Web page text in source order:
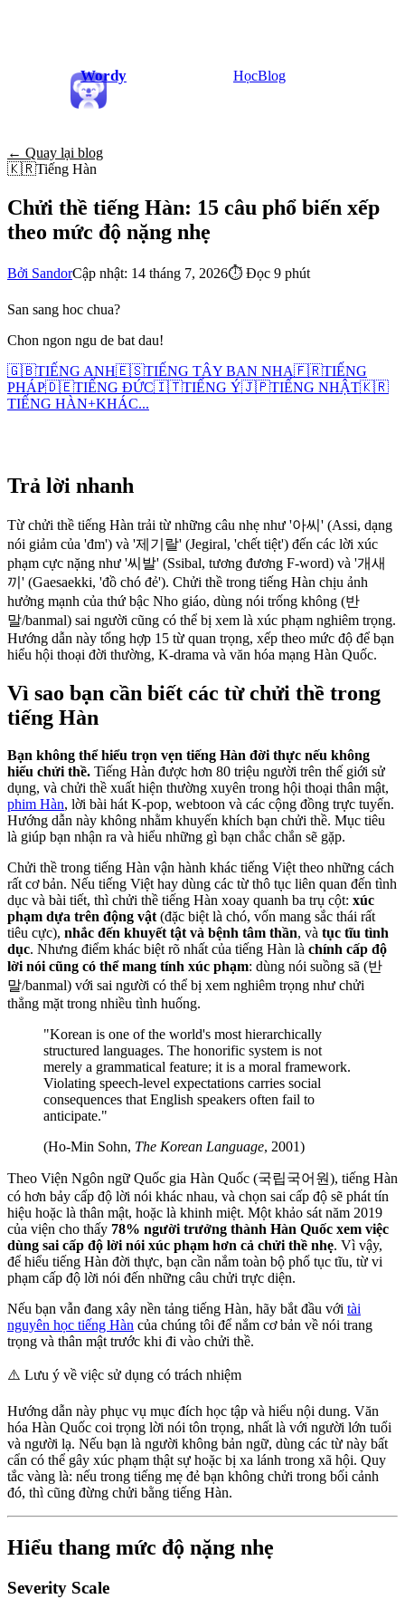
Wordy HọcBlog
← Quay lại blog
🇰🇷Tiếng Hàn
Chửi thề tiếng Hàn: 15 câu phổ biến xếp
theo mức độ nặng nhẹ
Bởi SandorCập nhật: 14 tháng 7, 2026⏱ Đọc 9 phút
San sang hoc chua?
Chon ngon ngu de bat dau!
🇬🇧TIẾNG ANH🇪🇸TIẾNG TÂY BAN NHA🇫🇷TIẾNG
PHÁP🇩🇪TIẾNG ĐỨC🇮🇹TIẾNG Ý🇯🇵TIẾNG NHẬT🇰🇷
TIẾNG HÀN+KHÁC...
Trả lời nhanh
Từ chửi thề tiếng Hàn trải từ những câu nhẹ như '아씨' (Assi, dạng
nói giảm của 'đm') và '제기랄' (Jegiral, 'chết tiệt') đến các lời xúc
phạm cực nặng như '씨발' (Ssibal, tương đương F-word) và '개새
끼' (Gaesaekki, 'đồ chó đẻ'). Chửi thề trong tiếng Hàn chịu ảnh
hưởng mạnh của thứ bậc Nho giáo, dùng nói trống không (반
말/banmal) sai người cũng có thể bị xem là xúc phạm nghiêm trọng.
Hướng dẫn này tổng hợp 15 từ quan trọng, xếp theo mức độ để bạn
hiểu hội thoại đời thường, K-drama và văn hóa mạng Hàn Quốc.
Vì sao bạn cần biết các từ chửi thề trong
tiếng Hàn
Bạn không thể hiểu trọn vẹn tiếng Hàn đời thực nếu không
hiểu chửi thề. Tiếng Hàn được hơn 80 triệu người trên thế giới sử
dụng, và chửi thề xuất hiện thường xuyên trong hội thoại thân mật,
phim Hàn, lời bài hát K-pop, webtoon và các cộng đồng trực tuyến.
Hướng dẫn này không nhằm khuyến khích bạn chửi thề. Mục tiêu
là giúp bạn nhận ra và hiểu những gì bạn chắc chắn sẽ gặp.
Chửi thề trong tiếng Hàn vận hành khác tiếng Việt theo những cách
rất cơ bản. Nếu tiếng Việt hay dùng các từ thô tục liên quan đến tình
dục và bài tiết, thì chửi thề tiếng Hàn xoay quanh ba trụ cột: xúc
phạm dựa trên động vật(đặc biệt là chó, vốn mang sắc thái rất
tiêu cực), nhắc đến khuyết tật và bệnh tâm thần, và tục tĩu tình
dục. Nhưng điểm khác biệt rõ nhất của tiếng Hàn là chính cấp độ
lời nói cũng có thể mang tính xúc phạm: dùng nói suồng sã (반
말/banmal) với sai người có thể bị xem nghiêm trọng như chửi
thẳng mặt trong nhiều tình huống.
"Korean is one of the world's most hierarchically
structured languages. The honorific system is not
merely a grammatical feature; it is a moral framework.
Violating speech-level expectations carries social
consequences that English speakers often fail to
anticipate."
(Ho-Min Sohn, The Korean Language, 2001)
Theo Viện Ngôn ngữ Quốc gia Hàn Quốc (국립국어원), tiếng Hàn
có hơn bảy cấp độ lời nói khác nhau, và chọn sai cấp độ sẽ phát tín
hiệu hoặc là thân mật, hoặc là khinh miệt. Một khảo sát năm 2019
của viện cho thấy 78% người trưởng thành Hàn Quốc xem việc
dùng sai cấp độ lời nói xúc phạm hơn cả chửi thề nhẹ. Vì vậy,
để hiểu tiếng Hàn đời thực, bạn cần nắm toàn bộ phổ tục tĩu, từ vi
phạm cấp độ lời nói đến những câu chửi trực diện.
Nếu bạn vẫn đang xây nền tảng tiếng Hàn, hãy bắt đầu với tài
nguyên học tiếng Hàn của chúng tôi để nắm cơ bản về nói trang
trọng và thân mật trước khi đi vào chửi thề.
⚠️ Lưu ý về việc sử dụng có trách nhiệm
Hướng dẫn này phục vụ mục đích học tập và hiểu nội dung. Văn
hóa Hàn Quốc coi trọng lời nói tôn trọng, nhất là với người lớn tuổi
và người lạ. Nếu bạn là người không bản ngữ, dùng các từ này bất
cẩn có thể gây xúc phạm thật sự hoặc bị xa lánh trong xã hội. Quy
tắc vàng là: nếu trong tiếng mẹ đẻ bạn không chửi trong bối cảnh
đó, thì cũng đừng chửi bằng tiếng Hàn.
Hiểu thang mức độ nặng nhẹ
Severity Scale